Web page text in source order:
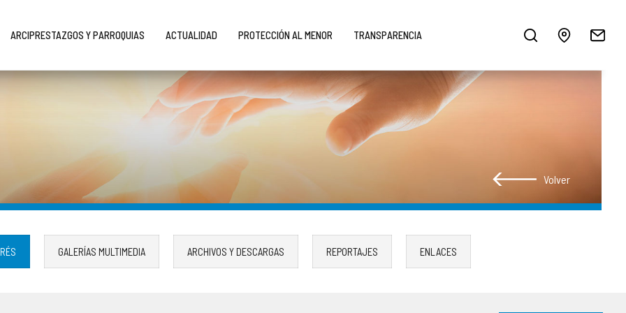
ARCIPRESTAZGOS Y PARROQUIAS ACTUALIDAD PROTECCIÓN AL MENOR TRANSPARENCIA
Volver
GALERÍAS MULTIMEDIA ARCHIVOS Y DESCARGAS REPORTAJES ENLACES